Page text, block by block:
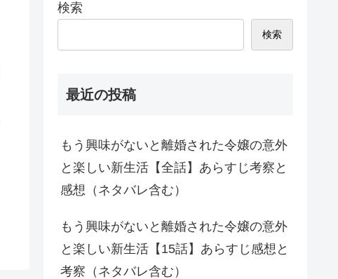
検索
検索
最近の投稿
もう興味がないと離婚された令嬢の意外
と楽しい新生活【全話】あらすじ考察と
感想（ネタバレ含む）
もう興味がないと離婚された令嬢の意外
と楽しい新生活【15話】あらすじ感想と
考察（ネタバレ含む）